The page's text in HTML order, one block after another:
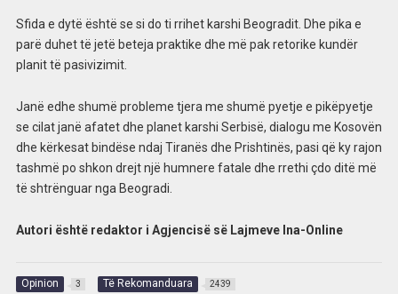
Sfida e dytë është se si do ti rrihet karshi Beogradit. Dhe pika e
parë duhet të jetë beteja praktike dhe më pak retorike kundër
planit të pasivizimit.
Janë edhe shumë probleme tjera me shumë pyetje e pikëpyetje
se cilat janë afatet dhe planet karshi Serbisë, dialogu me Kosovën
dhe kërkesat bindëse ndaj Tiranës dhe Prishtinës, pasi që ky rajon
tashmë po shkon drejt një humnere fatale dhe rrethi çdo ditë më
të shtrënguar nga Beogradi.
Autori është redaktor i Agjencisë së Lajmeve Ina-Online
Opinion 3 Të Rekomanduara 2439